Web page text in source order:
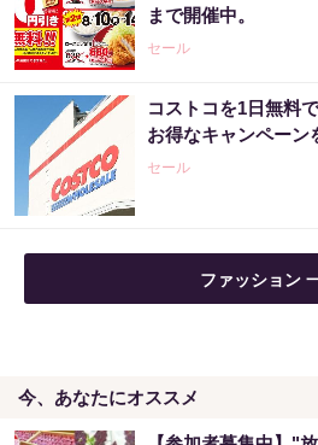
まで開催中。
セール
コストコを1日無料
お得なキャンペーン
セール
ファッション
今、あなたにオススメ